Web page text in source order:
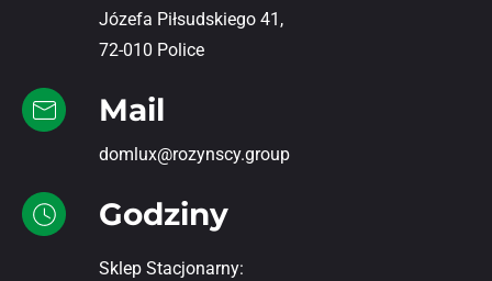
Józefa Piłsudskiego 41,
72-010 Police
Mail
domlux@rozynscy.group
Godziny
Sklep Stacjonarny: